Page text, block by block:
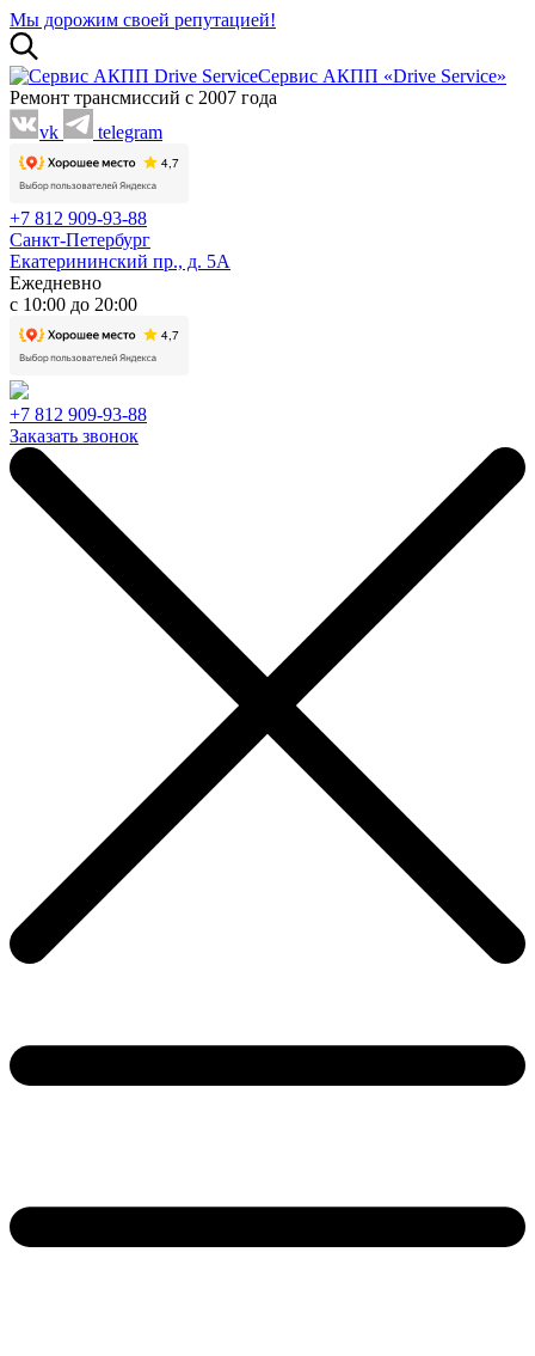
Мы дорожим своей репутацией!
Сервис АКПП «Drive Service»
Ремонт трансмиссий с 2007 года
vk
telegram
+7 812 909-93-88
Санкт-Петербург
Екатерининский пр., д. 5А
Ежедневно
с 10:00 до 20:00
+7 812 909-93-88
Заказать звонок